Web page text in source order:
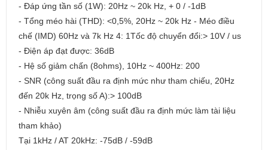
- Đáp ứng tần số (1W): 20Hz ~ 20k Hz, + 0 / -1dB
- Tổng méo hài (THD): <0,5%, 20Hz ~ 20k Hz - Méo điều
chế (IMD) 60Hz và 7k Hz 4: 1Tốc độ chuyển đổi:> 10V / us
- Điện áp đạt được: 36dB
- Hệ số giảm chấn (8ohms), 10Hz ~ 400Hz: 200
- SNR (công suất đầu ra định mức như tham chiếu, 20Hz
đến 20k Hz, trọng số A):> 100dB
- Nhiễu xuyên âm (công suất đầu ra định mức làm tài liệu
tham khảo)
Tại 1kHz / AT 20kHz: -75dB / -59dB